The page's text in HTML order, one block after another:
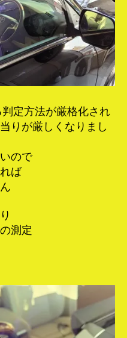
定方法が厳格化され
りが厳しくなりまし
ので
ば
測定